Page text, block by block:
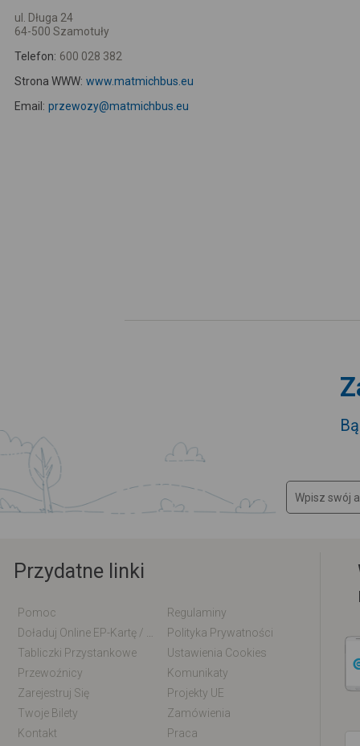
ul. Długa 24
64-500 Szamotuły
Telefon: 600 028 382
Strona WWW: www.matmichbus.eu
Email: przewozy@matmichbus.eu
Przydatne linki
Pomoc
Regulaminy
Polityka Prywatności
Tabliczki Przystankowe
Ustawienia Cookies
Przewoźnicy
Komunikaty
Zarejestruj Się
Projekty UE
Twoje Bilety
Zamówienia
Kontakt
Praca